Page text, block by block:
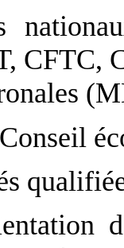
CFTC,